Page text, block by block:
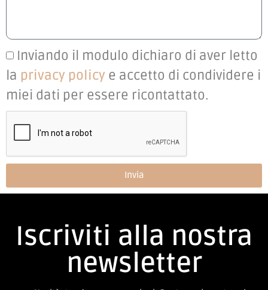
Inviando il modulo dichiaro di aver letto
la privacy policy e accetto di condividere i
miei dati per essere ricontattato.
Invia
Iscriviti alla nostra
newsletter